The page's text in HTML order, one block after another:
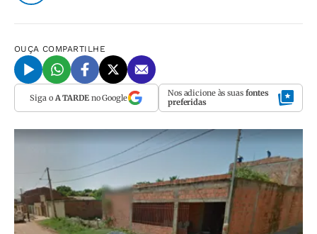
OUÇA COMPARTILHE
Siga o A TARDEno Google Nos adicione às suas fontes
preferidas